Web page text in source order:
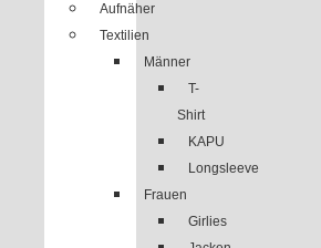
Aufnäher
Textilien
Männer
T-
Shirt
KAPU
Longsleeve
Frauen
Girlies